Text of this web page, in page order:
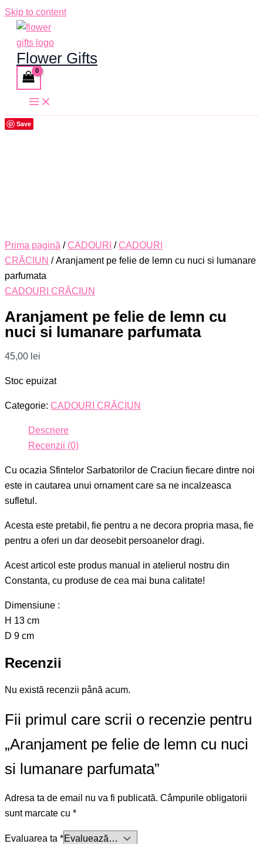
Skip to content
Flower Gifts
Save
Prima pagină /CADOURI /CADOURI
CRĂCIUN / Aranjament pe felie de lemn cu nuci si lumanare
parfumata
CADOURI CRĂCIUN
Aranjament pe felie de lemn cu
nuci si lumanare parfumata
45,00 lei
Stoc epuizat
Categorie: CADOURI CRĂCIUN
Descriere
Recenzii (0)
Cu ocazia Sfintelor Sarbatorilor de Craciun fiecare dintre noi
este in cautarea unui ornament care sa ne incalzeasca
sufletul.
Acesta este pretabil, fie pentru a ne decora propria masa, fie
pentru a oferi un dar deosebit persoanelor dragi.
Acest articol este produs manual in atelierul nostru din
Constanta, cu produse de cea mai buna calitate!
Dimensiune :
H 13 cm
D 9 cm
Recenzii
Nu există recenzii până acum.
Fii primul care scrii o recenzie pentru
„Aranjament pe felie de lemn cu nuci
si lumanare parfumata”
Adresa ta de email nu va fi publicată. Câmpurile obligatorii
sunt marcate cu *
Evaluarea ta *